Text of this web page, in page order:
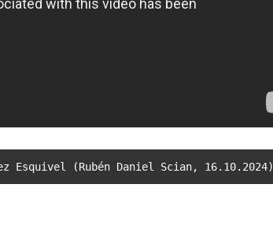
Esquivel (Rubén Daniel Scian, 16.10.2024)